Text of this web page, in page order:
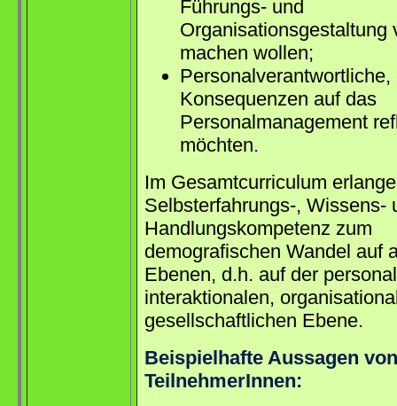
Führungs- und
Organisationsgestaltung
machen wollen;
Personalverantwortliche,
Konsequenzen auf das
Personalmanagement
möchten.
Im Gesamtcurriculum
Selbsterfahrungs-, Wissens-
Handlungskompetenz zum
demografischen Wandel auf
Ebenen, d.h. auf der
interaktionalen,
gesellschaftlichen Ebene.
Beispielhafte Aussagen von
TeilnehmerInnen: